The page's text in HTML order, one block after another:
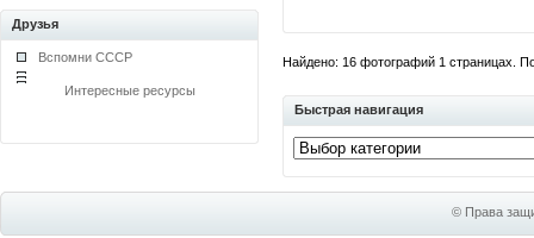
Друзья
Вспомни СССР
Интересные ресурсы
Найдено: 16 фотографий 1 страницах.
Быстрая навигация
© Права